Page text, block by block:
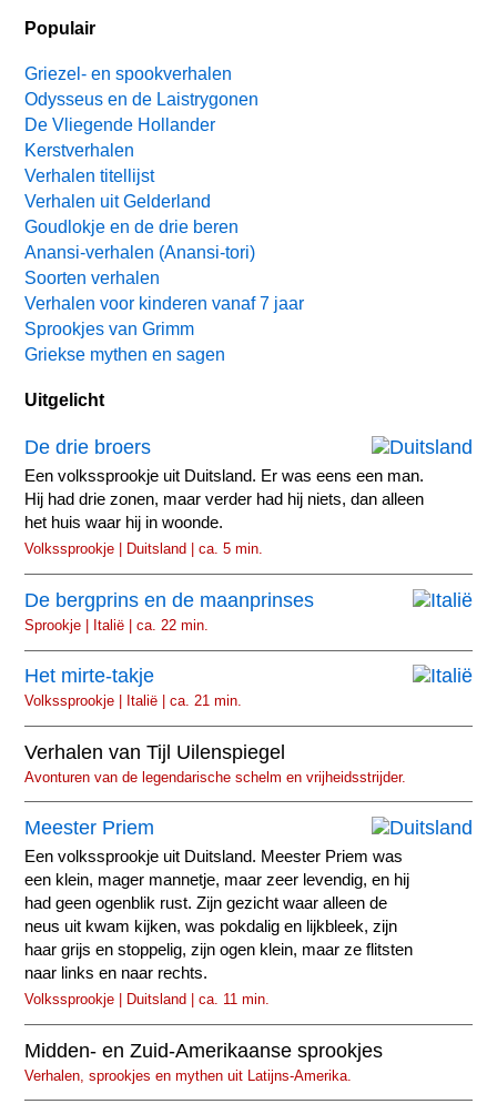
Populair
Griezel- en spookverhalen
Odysseus en de Laistrygonen
De Vliegende Hollander
Kerstverhalen
Verhalen titellijst
Verhalen uit Gelderland
Goudlokje en de drie beren
Anansi-verhalen (Anansi-tori)
Soorten verhalen
Verhalen voor kinderen vanaf 7 jaar
Sprookjes van Grimm
Griekse mythen en sagen
Uitgelicht
De drie broers
Een volkssprookje uit Duitsland. Er was eens een man.
Hij had drie zonen, maar verder had hij niets, dan alleen
het huis waar hij in woonde.
Volkssprookje | Duitsland | ca. 5 min.
De bergprins en de maanprinses
Sprookje | Italië | ca. 22 min.
Het mirte-takje
Volkssprookje | Italië | ca. 21 min.
Verhalen van Tijl Uilenspiegel
Avonturen van de legendarische schelm en vrijheidsstrijder.
Meester Priem
Een volkssprookje uit Duitsland. Meester Priem was
een klein, mager mannetje, maar zeer levendig, en hij
had geen ogenblik rust. Zijn gezicht waar alleen de
neus uit kwam kijken, was pokdalig en lijkbleek, zijn
haar grijs en stoppelig, zijn ogen klein, maar ze flitsten
naar links en naar rechts.
Volkssprookje | Duitsland | ca. 11 min.
Midden- en Zuid-Amerikaanse sprookjes
Verhalen, sprookjes en mythen uit Latijns-Amerika.